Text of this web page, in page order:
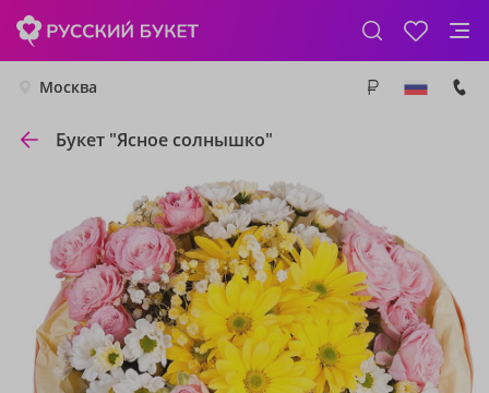
Москва
Букет "Ясное солнышко"